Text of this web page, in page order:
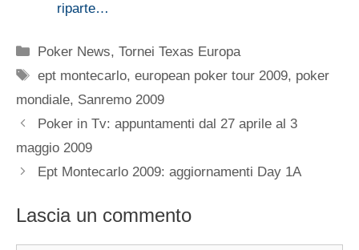
riparte…
Categorie
Poker News,Tornei Texas Europa
Tag
ept montecarlo,european poker tour 2009, poker
mondiale, Sanremo 2009
Poker in Tv: appuntamenti dal 27 aprile al 3
maggio 2009
Ept Montecarlo 2009: aggiornamenti Day 1A
Lascia un commento